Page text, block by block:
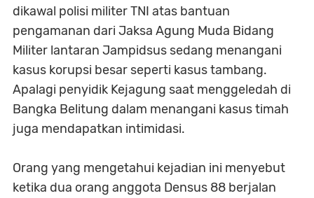
dikawal polisi militer TNI atas bantuan
pengamanan dari Jaksa Agung Muda Bidang
Militer lantaran Jampidsus sedang menangani
kasus korupsi besar seperti kasus tambang.
Apalagi penyidik Kejagung saat menggeledah di
Bangka Belitung dalam menangani kasus timah
juga mendapatkan intimidasi.
Orang yang mengetahui kejadian ini menyebut
ketika dua orang anggota Densus 88 berjalan